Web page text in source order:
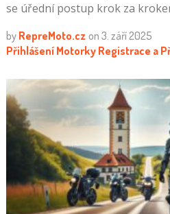
se úřední postup krok za
by RepreMoto.cz on 3. září 2025
Přihlášení Motorky Registrace a